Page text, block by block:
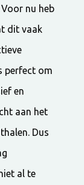
nu heb
dit vaak
perfect om
en
aan het
Dus
al te